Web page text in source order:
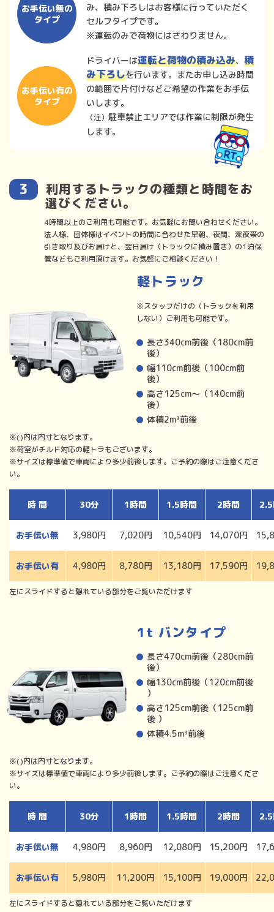
お手伝い無の
タイプ
み、積み下ろしはお客様に行っていただく
セルフタイプです。
※運転のみで荷物にはさわりません。
お手伝い有の
タイプ
ドライバーは運転と荷物の積み込み、 積
み下ろしを行います。またお申し込み時間
の範囲で片付けなどご希望の作業をお手伝
いします。
（注） 駐車禁止エリアでは作業に制限が発生
します。
利用するトラックの種類と時間をお
選びください。
4時間以上のご利用も可能です。お気軽にお問い合わせください。
法人様、団体様はイベントの時間に合わせた早朝、夜間、深夜帯の
引き取り及びお届けと、翌日届け（トラックに積み置き）の1泊保
管などもご利用頂けます。お気軽にご相談ください！
軽トラック
※スタッフだけの（トラックを利用
しない）ご利用も可能です。
長さ340cm前後（180cm前
後）
幅110cm前後（100cm前
後）
高さ125cm〜（140cm前
後）
体積2m³前後
※()内は内寸となります。
※荷室がチルド対応の軽トラもございます。
※サイズは標準値で車両により多少前後します。ご予約の際はご注意くださ
い。
時 間 30分 1時間 1.5時間 2時間
お手伝い無 3,980円 7,020円 10,540円 14,070円
お手伝い有 4,980円 8,780円 13,180円 17,590円
左にスライドすると隠れている部分をご覧いただけます
1t バンタイプ
長さ470cm前後（280cm前
後）
幅130cm前後（120cm前後
）
高さ125cm前後（125cm前
後 ）
体積4.5m³前後
※()内は内寸となります。
※サイズは標準値で車両により多少前後します。ご予約の際はご注意くださ
い。
時 間 30分 1時間 1.5時間 2時間
お手伝い無 4,980円 8,960円 12,080円 15,200円
お手伝い有 5,980円 11,200円 15,100円 19,000円
左にスライドすると隠れている部分をご覧いただけます